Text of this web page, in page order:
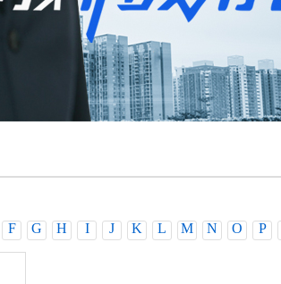
F G H I J K L M N O P